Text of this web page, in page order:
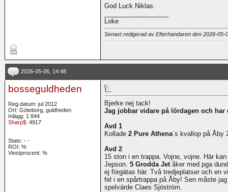
God Luck Niklas.
Loke
Senast redigerad av Efterhandaren den 2026-
2026-05-06, 14:48
bosseguldheden
Reg.datum: jul 2012
Ort: Göteborg, guldheden
Inlägg: 1 844
Sharp$: 4917
Stats: - -
ROI: %
Vinstprocent: %
Bjerke nej tack!
Jag jobbar vidare på lördagen och
Avd 1
Kollade 2 Pure Athena´s kvallop på Åby
Avd 2
15 ston i en trappa. Vojne, vojne. Här
Jepson. 5 Grodda Jetåker med pga
ej förgätas här. Två tredjeplatser och en
fel i en spårtrappa på Åby! Sen måste
spelvärde Claes Sjöström.